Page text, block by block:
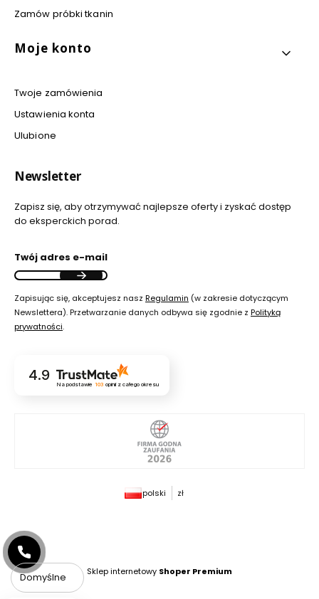
Domyślne
Zamów próbki tkanin
Moje konto
Twoje zamówienia
Ustawienia konta
Ulubione
Newsletter
Zapisz się, aby otrzymywać najlepsze oferty i zyskać dostęp
do eksperckich porad.
Twój adres e-mail
Zapisując się, akceptujesz nasz Regulamin (w zakresie dotyczącym
Newslettera). Przetwarzanie danych odbywa się zgodnie z Polityką
prywatności.
4.9
Na podstawie 103 opinii z całego okresu
polski zł
Sklep internetowy Shoper Premium